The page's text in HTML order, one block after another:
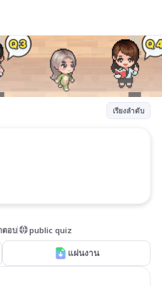
เรียงลำดับ
ตอบ public quiz
แผ่นงาน